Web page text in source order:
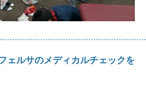
ェルサのメディカルチェックを